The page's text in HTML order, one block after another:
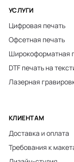
УСЛУГИ
Цифровая печать
Офсетная печать
Широкоформатная
DTF печать на
Лазерная
КЛИЕНТАМ
Доставка и оплата
Требования к